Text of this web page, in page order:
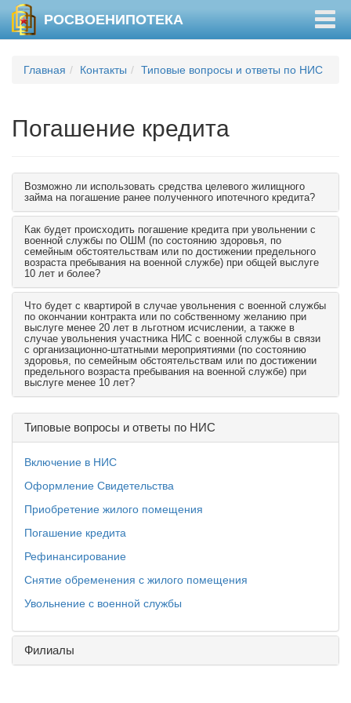
РОСВОЕНИПОТЕКА
Главная Контакты Типовые вопросы и ответы по НИС
Погашение кредита
Возможно ли использовать средства целевого жилищного
займа на погашение ранее полученного ипотечного кредита?
Как будет происходить погашение кредита при увольнении с
военной службы по ОШМ (по состоянию здоровья, по
семейным обстоятельствам или по достижении предельного
возраста пребывания на военной службе) при общей выслуге
10 лет и более?
Что будет с квартирой в случае увольнения с военной службы
по окончании контракта или по собственному желанию при
выслуге менее 20 лет в льготном исчислении, а также в
случае увольнения участника НИС с военной службы в связи
с организационно-штатными мероприятиями (по состоянию
здоровья, по семейным обстоятельствам или по достижении
предельного возраста пребывания на военной службе) при
выслуге менее 10 лет?
Типовые вопросы и ответы по НИС
Включение в НИС
Оформление Свидетельства
Приобретение жилого помещения
Погашение кредита
Рефинансирование
Снятие обременения с жилого помещения
Увольнение с военной службы
Филиалы